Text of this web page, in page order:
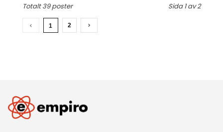
Totalt 39 poster Sida 1 av 2
1 2